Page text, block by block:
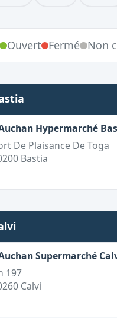
Ouvert Fermé Non
Hypermarché
De Plaisance De Toga
Bastia
Supermarché
197
Calvi